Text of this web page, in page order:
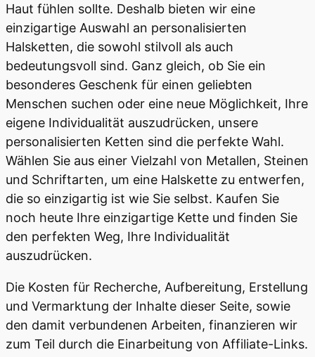
Haut fühlen sollte. Deshalb bieten wir eine
einzigartige Auswahl an personalisierten
Halsketten, die sowohl stilvoll als auch
bedeutungsvoll sind. Ganz gleich, ob Sie ein
besonderes Geschenk für einen geliebten
Menschen suchen oder eine neue Möglichkeit, Ihre
eigene Individualität auszudrücken, unsere
personalisierten Ketten sind die perfekte Wahl.
Wählen Sie aus einer Vielzahl von Metallen, Steinen
und Schriftarten, um eine Halskette zu entwerfen,
die so einzigartig ist wie Sie selbst. Kaufen Sie
noch heute Ihre einzigartige Kette und finden Sie
den perfekten Weg, Ihre Individualität
auszudrücken.
Die Kosten für Recherche, Aufbereitung, Erstellung
und Vermarktung der Inhalte dieser Seite, sowie
den damit verbundenen Arbeiten, finanzieren wir
zum Teil durch die Einarbeitung von Affiliate-Links.